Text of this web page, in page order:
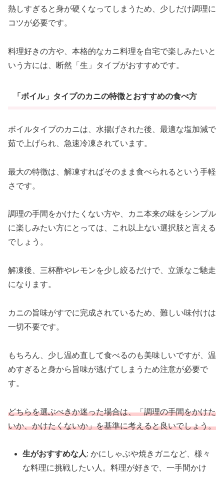
熱しすぎると身が硬くなってしまうため、少しだけ調理に
コツが必要です。
料理好きの方や、本格的なカニ料理を自宅で楽しみたいと
いう方には、断然「生」タイプがおすすめです。
「ボイル」タイプのカニの特徴とおすすめの食べ方
ボイルタイプのカニは、水揚げされた後、最適な塩加減で
茹で上げられ、急速冷凍されています。
最大の特徴は、解凍すればそのまま食べられるという手軽
さです。
調理の手間をかけたくない方や、カニ本来の味をシンプル
に楽しみたい方にとっては、これ以上ない選択肢と言える
でしょう。
解凍後、三杯酢やレモンを少し絞るだけで、立派なご馳走
になります。
カニの旨味がすでに完成されているため、難しい味付けは
一切不要です。
もちろん、少し温め直して食べるのも美味しいですが、温
めすぎると身から旨味が逃げてしまうため注意が必要で
す。
どちらを選ぶべきか迷った場合は、「調理の手間をかけた
いか、かけたくないか」を基準に考えると良いでしょう。
生がおすすめな人: かにしゃぶや焼きガニなど、様々
な料理に挑戦したい人。料理が好きで、一手間かけ